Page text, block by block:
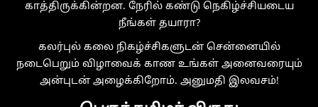
காத்திருக்கின்றன. நேரில் கண்டு நெகிழ்ச்சியடைய
நீங்கள் தயாரா?
கலர்புல் கலை நிகழ்ச்சிகளுடன் சென்னையில்
நடைபெறும் விழாவைக் காண உங்கள் அனைவரையும்
அன்புடன் அழைக்கிறோம். அனுமதி இலவசம்!